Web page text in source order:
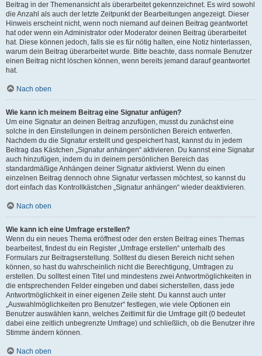
Beitrag in der Themenansicht als überarbeitet gekennzeichnet. Es wird sowohl
die Anzahl als auch der letzte Zeitpunkt der Bearbeitungen angezeigt. Dieser
Hinweis erscheint nicht, wenn noch niemand auf deinen Beitrag geantwortet
hat oder wenn ein Administrator oder Moderator deinen Beitrag überarbeitet
hat. Diese können jedoch, falls sie es für nötig halten, eine Notiz hinterlassen,
warum dein Beitrag überarbeitet wurde. Bitte beachte, dass normale Benutzer
einen Beitrag nicht löschen können, wenn bereits jemand darauf geantwortet
hat.
Nach oben
Wie kann ich meinem Beitrag eine Signatur anfügen?
Um eine Signatur an deinen Beitrag anzufügen, musst du zunächst eine
solche in den Einstellungen in deinem persönlichen Bereich entwerfen.
Nachdem du die Signatur erstellt und gespeichert hast, kannst du in jedem
Beitrag das Kästchen „Signatur anhängen“ aktivieren. Du kannst eine Signatur
auch hinzufügen, indem du in deinem persönlichen Bereich das
standardmäßige Anhängen deiner Signatur aktivierst. Wenn du einen
einzelnen Beitrag dennoch ohne Signatur verfassen möchtest, so kannst du
dort einfach das Kontrollkästchen „Signatur anhängen“ wieder deaktivieren.
Nach oben
Wie kann ich eine Umfrage erstellen?
Wenn du ein neues Thema eröffnest oder den ersten Beitrag eines Themas
bearbeitest, findest du ein Register „Umfrage erstellen“ unterhalb des
Formulars zur Beitragserstellung. Solltest du diesen Bereich nicht sehen
können, so hast du wahrscheinlich nicht die Berechtigung, Umfragen zu
erstellen. Du solltest einen Titel und mindestens zwei Antwortmöglichkeiten in
die entsprechenden Felder eingeben und dabei sicherstellen, dass jede
Antwortmöglichkeit in einer eigenen Zeile steht. Du kannst auch unter
„Auswahlmöglichkeiten pro Benutzer“ festlegen, wie viele Optionen ein
Benutzer auswählen kann, welches Zeitlimit für die Umfrage gilt (0 bedeutet
dabei eine zeitlich unbegrenzte Umfrage) und schließlich, ob die Benutzer ihre
Stimme ändern können.
Nach oben